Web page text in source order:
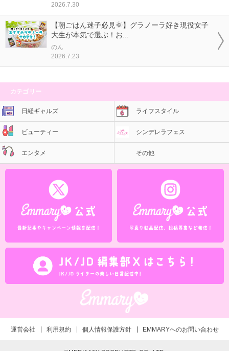
2026.7.30
【朝ごはん迷子必見🌞】グラノーラ好き現役女子
大生が本気で選ぶ！お...
のん
2026.7.23
カテゴリー
日経ギャルズ ライフスタイル
ビューティー シンデレラフェス
エンタメ その他
運営会社 利用規約 個人情報保護方針 EMMARYへのお問い合わせ